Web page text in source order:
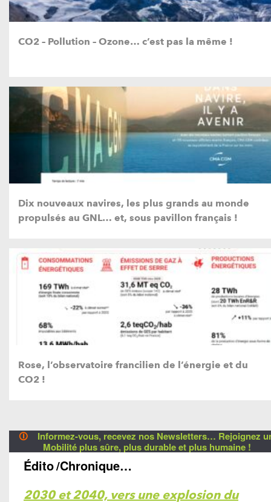
CO2 – Pollution – Ozone… c’est pas la même !
Dix nouveaux navires, les plus grands au monde
propulsés au GNL… et, sous pavillon français !
Rose, l’observatoire francilien de l’énergie et du
CO2 !
🛈
Informez-vous, recevez nos Newsletters… Rejoignez
Mobilité plus sûre, plus durable et plus humaine !
Édito/Chronique…
2030 et 2040, vers une explosion du